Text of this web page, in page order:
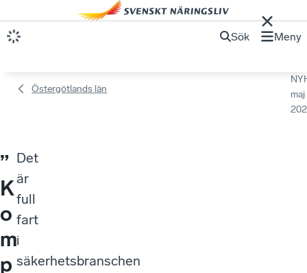
Sök Meny
Östergötlands län
maj
”
K
o
m
p
Det
är
full
fart
i
säkerhetsbranschen